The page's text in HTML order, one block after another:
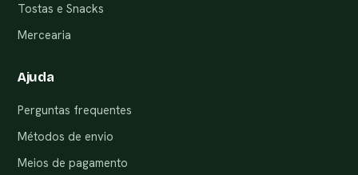
Tostas e Snacks
Mercearia
Ajuda
Perguntas frequentes
Métodos de envio
Meios de pagamento